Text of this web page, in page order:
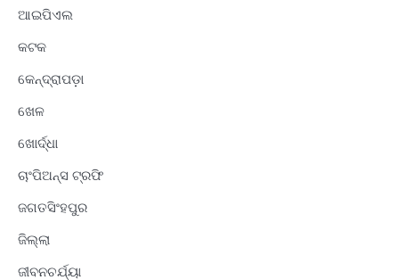
ଆଇପିଏଲ
କଟକ
କେନ୍ଦ୍ରାପଡ଼ା
ଖେଳ
ଖୋର୍ଦ୍ଧା
ଚାଂପିଅନ୍ସ ଟ୍ରଫି
ଜଗତସିଂହପୁର
ଜିଲ୍ଲା
ଜୀବନଚର୍ଯ୍ୟା